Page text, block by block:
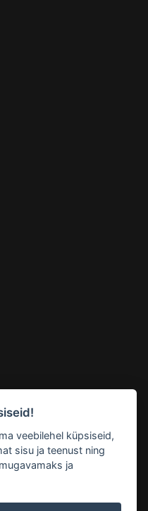
veebilehel küpsiseid,
sisu ja teenust ning
ja